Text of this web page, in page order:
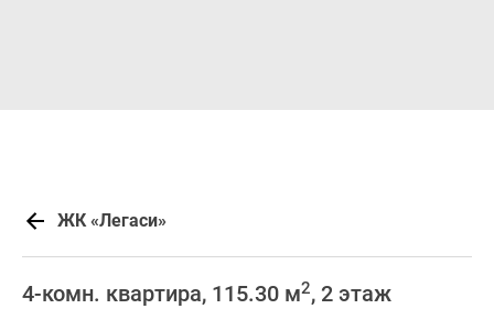
ЖК «Легаси»
4-комн. квартира, 115.30 м2, 2 этаж